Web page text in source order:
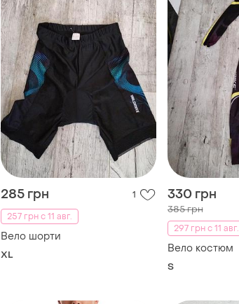
285 грн
1
257 грн с 11 авг.
Вело шорти
XL
330 грн
385 грн
297 грн с 11 авг.
Вело костюм
S